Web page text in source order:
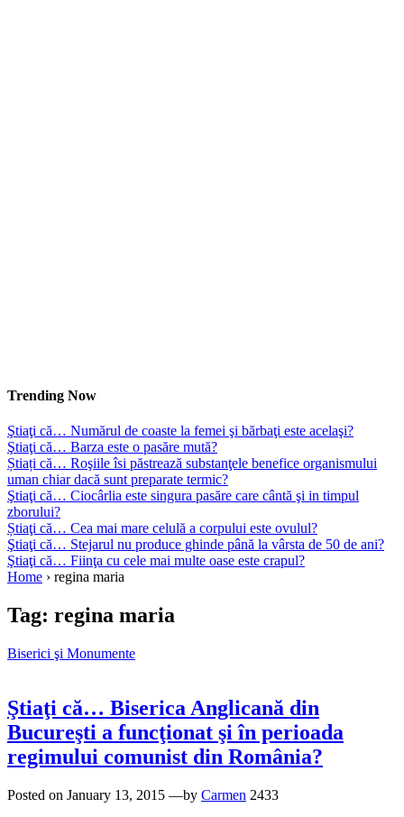
Trending Now
Ştiaţi că… Numărul de coaste la femei şi bărbaţi este acelaşi?
Ştiaţi că… Barza este o pasăre mută?
Știați că… Roşiile îsi păstrează substanţele benefice organismului
uman chiar dacă sunt preparate termic?
Ştiaţi că… Ciocârlia este singura pasăre care cântă şi in timpul
zborului?
Știaţi că… Cea mai mare celulă a corpului este ovulul?
Ştiaţi că… Stejarul nu produce ghinde până la vârsta de 50 de ani?
Ştiaţi că… Fiinţa cu cele mai multe oase este crapul?
Home › regina maria
Tag: regina maria
Biserici şi Monumente
Ştiaţi că… Biserica Anglicană din
Bucureşti a funcţionat şi în perioada
regimului comunist din România?
Posted on January 13, 2015 —by Carmen 2433